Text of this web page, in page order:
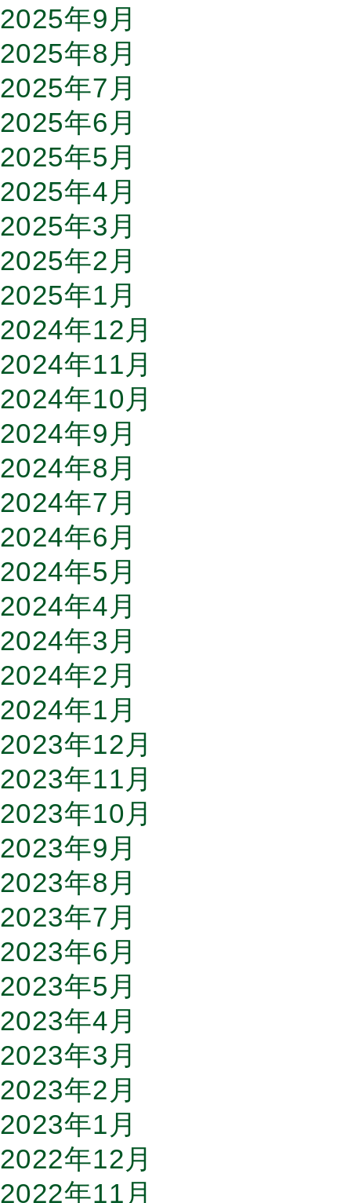
2025年9月
2025年8月
2025年7月
2025年6月
2025年5月
2025年4月
2025年3月
2025年2月
2025年1月
2024年12月
2024年11月
2024年10月
2024年9月
2024年8月
2024年7月
2024年6月
2024年5月
2024年4月
2024年3月
2024年2月
2024年1月
2023年12月
2023年11月
2023年10月
2023年9月
2023年8月
2023年7月
2023年6月
2023年5月
2023年4月
2023年3月
2023年2月
2023年1月
2022年12月
2022年11月